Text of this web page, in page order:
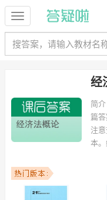
经
简介
篇
注
本。
化、市场营销、热能与动力
理、物流管理、车辆工程、
以下学校的同学下载过
经